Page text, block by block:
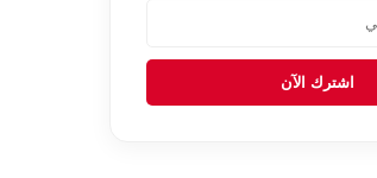
اشترك الآن